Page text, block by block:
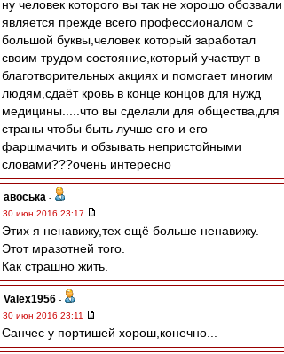
ну человек которого вы так не хорошо обозвали
является прежде всего профессионалом с
большой буквы,человек который заработал
своим трудом состояние,который участвут в
благотворительных акциях и помогает многим
людям,сдаёт кровь в конце концов для нужд
медицины.....что вы сделали для общества,для
страны чтобы быть лучше его и его
фаршмачить и обзывать непристойными
словами???очень интересно
авоська -
30 июн 2016 23:17
Этих я ненавижу,тех ещё больше ненавижу.
Этот мразотней того.
Как страшно жить.
Valex1956 -
30 июн 2016 23:11
Санчес у портишей хорош,конечно...